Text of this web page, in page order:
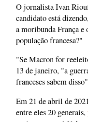
O jornalista Ivan
candidato está
a moribunda França e
população francesa?"
"Se Macron for
13 de janeiro, "a
franceses sabem
Em 21 de abril de
entre eles 20 generais,